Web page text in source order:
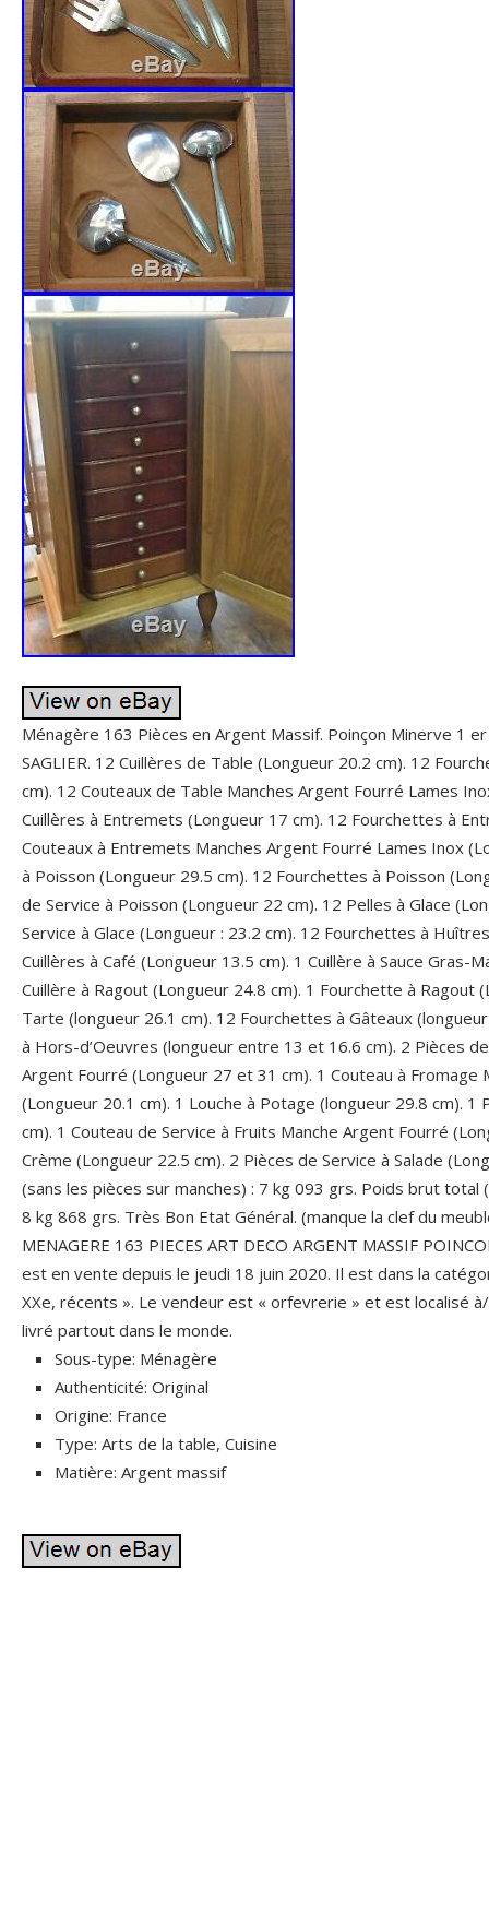
Ménagère 163 Pièces en Argent Massif. Poinçon Minerve 1
SAGLIER. 12 Cuillères de Table (Longueur 20.2 cm). 12
cm). 12 Couteaux de Table Manches Argent Fourré Lames
Cuillères à Entremets (Longueur 17 cm). 12 Fourchettes à
Couteaux à Entremets Manches Argent Fourré Lames Inox
à Poisson (Longueur 29.5 cm). 12 Fourchettes à Poisson
de Service à Poisson (Longueur 22 cm). 12 Pelles à Glace
Service à Glace (Longueur : 23.2 cm). 12 Fourchettes à
Cuillères à Café (Longueur 13.5 cm). 1 Cuillère à Sauce Gras-
Cuillère à Ragout (Longueur 24.8 cm). 1 Fourchette à Ragout
Tarte (longueur 26.1 cm). 12 Fourchettes à Gâteaux
à Hors-d’Oeuvres (longueur entre 13 et 16.6 cm). 2 Pièces
Argent Fourré (Longueur 27 et 31 cm). 1 Couteau à Fromage
(Longueur 20.1 cm). 1 Louche à Potage (longueur 29.8 cm). 1
cm). 1 Couteau de Service à Fruits Manche Argent Fourré
Crème (Longueur 22.5 cm). 2 Pièces de Service à Salade
(sans les pièces sur manches) : 7 kg 093 grs. Poids brut total
8 kg 868 grs. Très Bon Etat Général. (manque la clef du
MENAGERE 163 PIECES ART DECO ARGENT MASSIF
est en vente depuis le jeudi 18 juin 2020. Il est dans la
XXe, récents ». Le vendeur est « orfevrerie » et est localisé
livré partout dans le monde.
Sous-type: Ménagère
Authenticité: Original
Origine: France
Type: Arts de la table, Cuisine
Matière: Argent massif